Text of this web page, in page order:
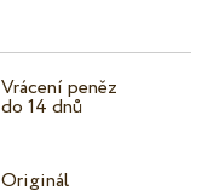
Vrácení peněz
do 14 dnů
Originál